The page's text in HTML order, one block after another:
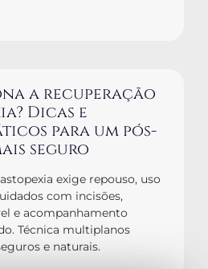
a recuperação
Dicas e
para um pós-
seguro
exige repouso, uso
com incisões,
e acompanhamento
Técnica multiplanos
e naturais.